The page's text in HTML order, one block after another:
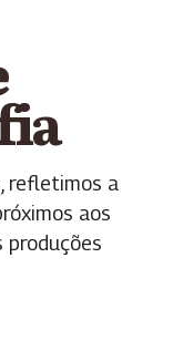
refletimos a
aos
produções